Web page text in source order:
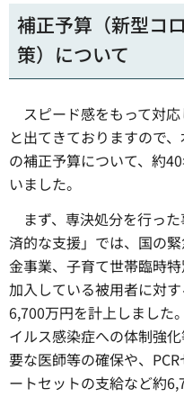
補正予算（新型コ
策）について
スピード感をもって対
と出てきておりますので
の補正予算について、約
いました。
まず、専決処分を行っ
済的な支援」では、国の
金事業、子育て世帯臨時
加入している被用者に対
6,700万円を計上しました
イルス感染症への体制強
要な医師等の確保や、
ートセットの支給など約